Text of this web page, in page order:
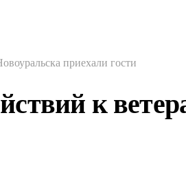
приехали гости
к